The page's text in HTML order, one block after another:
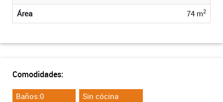
Área
74 m2
Comodidades:
Baños:0
Sin cócina